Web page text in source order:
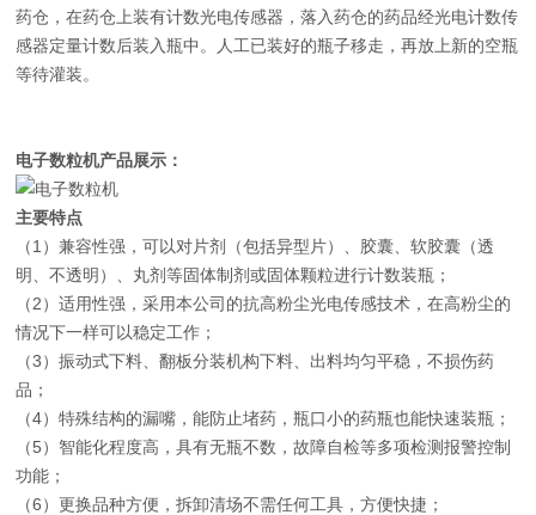
药仓，在药仓上装有计数光电传感器，落入药仓的药品经光电计数传
感器定量计数后装入瓶中。人工已装好的瓶子移走，再放上新的空瓶
等待灌装。
电子数粒机产品展示：
主要特点
（1）兼容性强，可以对片剂（包括异型片）、胶囊、软胶囊（透
明、不透明）、丸剂等固体制剂或固体颗粒进行计数装瓶；
（2）适用性强，采用本公司的抗高粉尘光电传感技术，在高粉尘的
情况下一样可以稳定工作；
（3）振动式下料、翻板分装机构下料、出料均匀平稳，不损伤药
品；
（4）特殊结构的漏嘴，能防止堵药，瓶口小的药瓶也能快速装瓶；
（5）智能化程度高，具有无瓶不数，故障自检等多项检测报警控制
功能；
（6）更换品种方便，拆卸清场不需任何工具，方便快捷；